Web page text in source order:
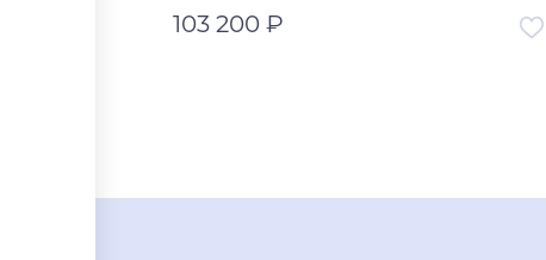
103 200 ₽
Купить в один клик